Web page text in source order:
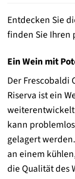
Entdecken Sie
finden Sie Ihren
Ein Wein mit
Der Frescobaldi
Riserva ist ein
kann
gelagert
an einem
die Qualität des